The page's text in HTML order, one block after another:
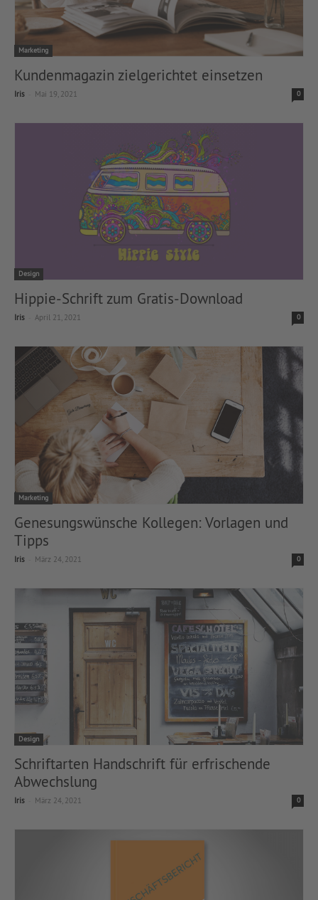
Marketing
Kundenmagazin zielgerichtet einsetzen
Iris Mai 19, 2021 0
Design
Hippie-Schrift zum Gratis-Download
Iris April 21, 2021 0
Marketing
Genesungswünsche Kollegen: Vorlagen und
Tipps
Iris März 24, 2021 0
Design
Schriftarten Handschrift für erfrischende
Abwechslung
Iris März 24, 2021 0